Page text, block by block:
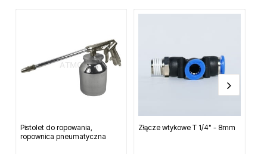
Pistolet do ropowania,
ropownica pneumatyczna
Złącze wtykowe T 1/4" - 8mm